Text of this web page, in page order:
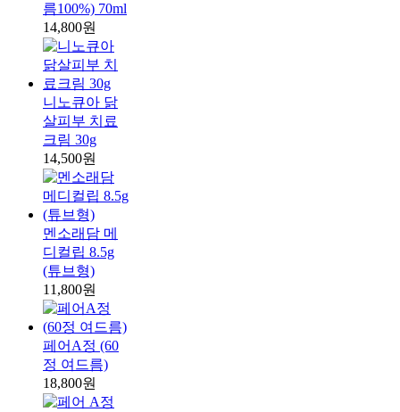
름100%) 70ml
14,800원
니노큐아 닭
살피부 치료
크림 30g
14,500원
멘소래담 메
디컬립 8.5g
(튜브형)
11,800원
페어A정 (60
정 여드름)
18,800원